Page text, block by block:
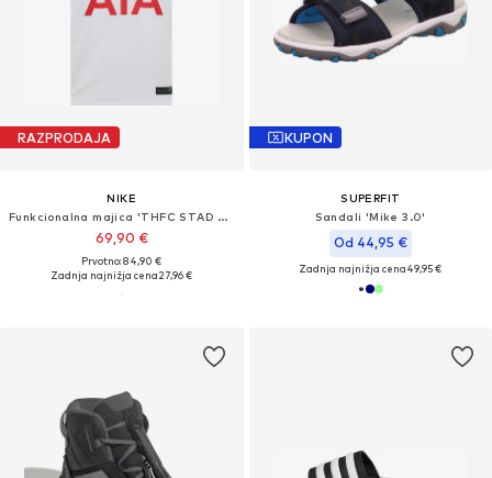
RAZPRODAJA
NIKE
Funkcionalna majica 'THFC STAD HM'
69,90 €
Prvotno: 84,90 €
Zadnja najnižja cena27,96 €
KUPON
SUPERFIT
Sandali 'Mike 3.0'
Od 44,95 €
Zadnja najnižja cena49,95 €